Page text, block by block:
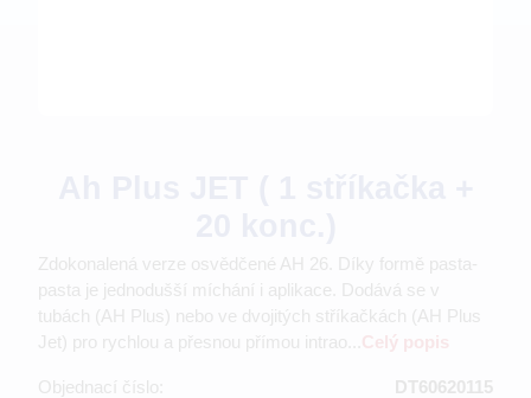
Zdokonalená verze osvědčené AH 26. Díky formě pasta-
pasta je jednodušší míchání i aplikace. Dodává se v
tubách (AH Plus) nebo ve dvojitých stříkačkách (AH Plus
Jet) pro rychlou a přesnou přímou intrao...
Objednací číslo:
DT60620115